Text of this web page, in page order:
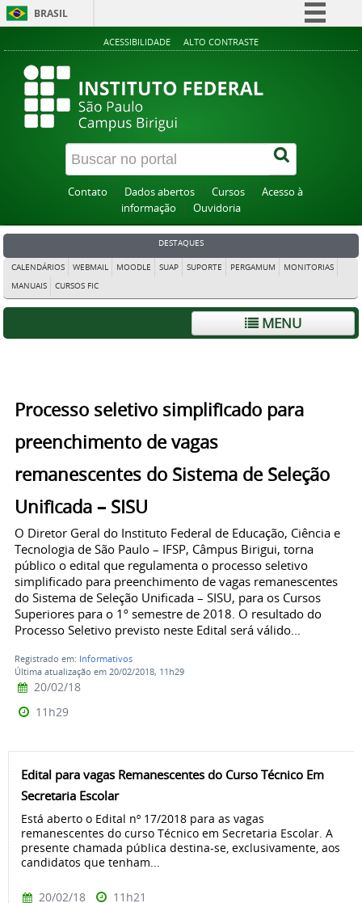
BRASIL
Simplifique!
Participe
Legislação
ACESSIBILIDADE ALTO CONTRASTE
Contato Dados abertos Cursos
Acesso à
informação
Ouvidoria
DESTAQUES
CALENDÁRIOS WEBMAIL MOODLE SUAP SUPORTE PERGAMUM
MONITORIAS
MANUAIS
CURSOS FIC
MENU
Processo seletivo simplificado para
preenchimento de vagas
remanescentes do Sistema de Seleção
Unificada – SISU
O Diretor Geral do Instituto Federal de Educação, Ciência e
Tecnologia de São Paulo – IFSP, Câmpus Birigui, torna
público o edital que regulamenta o processo seletivo
simplificado para preenchimento de vagas remanescentes
do Sistema de Seleção Unificada – SISU, para os Cursos
Superiores para o 1º semestre de 2018. O resultado do
Processo Seletivo previsto neste Edital será válido...
Registrado em: Informativos
Última atualização em 20/02/2018, 11h29
20/02/18
11h29
Edital para vagas Remanescentes do Curso Técnico Em
Secretaria Escolar
Está aberto o Edital nº 17/2018 para as vagas
remanescentes do curso Técnico em Secretaria Escolar. A
presente chamada pública destina-se, exclusivamente, aos
candidatos que tenham...
20/02/18 11h21